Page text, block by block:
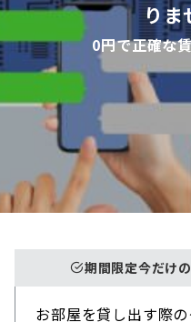
りま
0円で正確な
期間限定今だけ
お部屋を貸し出す際